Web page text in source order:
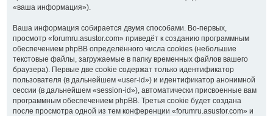
«ваша информация»).
Ваша информация собирается двумя способами. Во-первых,
просмотр «forumru.asustor.com» приведёт к созданию программным
обеспечением phpBB определённого числа cookies (небольшие
текстовые файлы, загружаемые в папку временных файлов вашего
браузера). Первые две cookie содержат только идентификатор
пользователя (в дальнейшем «user-id») и идентификатор анонимной
сессии (в дальнейшем «session-id»), автоматически присвоенные вам
программным обеспечением phpBB. Третья cookie будет создана
после просмотра одной из тем конференции «forumru.asustor.com» и